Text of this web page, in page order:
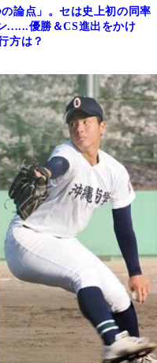
論点」。セは史上初の同率
......優勝＆CS進出をかけ
方は？